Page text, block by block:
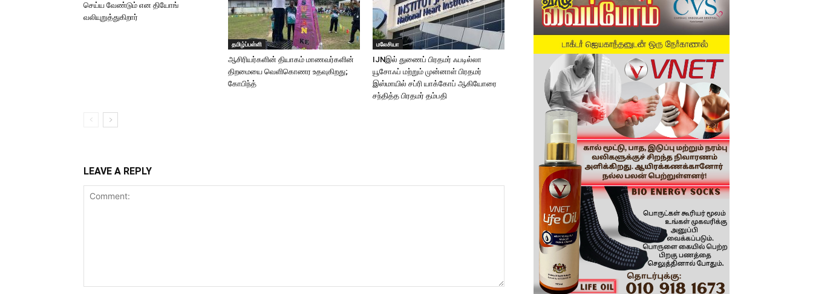
செய்ய வேண்டும் என தியோங்
வலியுறுத்துகிறார்
தமிழ்ப்பள்ளி
ஆசிரியர்களின் தியாகம் மாணவர்களின்
திறமையை வெளிகொணர உதவுகிறது;
கோபிந்த்
மலேசியா
IJNஇல் துணைப் பிரதமர் ஃபடில்லா
யூசோஃப் மற்றும் முன்னாள் பிரதமர்
இஸ்மாயில் சப்ரி யாக்கோப் ஆகியோரை
சந்தித்த பிரதமர் தம்பதி
LEAVE A REPLY